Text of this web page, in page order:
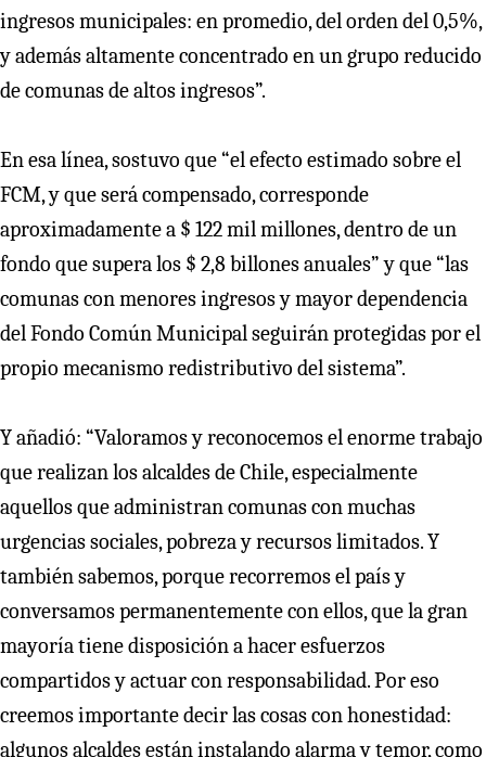
ingresos municipales: en promedio, del orden del 0,5%,
y además altamente concentrado en un grupo reducido
de comunas de altos ingresos”.
En esa línea, sostuvo que “el efecto estimado sobre el
FCM, y que será compensado, corresponde
aproximadamente a $ 122 mil millones, dentro de un
fondo que supera los $ 2,8 billones anuales” y que “las
comunas con menores ingresos y mayor dependencia
del Fondo Común Municipal seguirán protegidas por el
propio mecanismo redistributivo del sistema”.
Y añadió: “Valoramos y reconocemos el enorme trabajo
que realizan los alcaldes de Chile, especialmente
aquellos que administran comunas con muchas
urgencias sociales, pobreza y recursos limitados. Y
también sabemos, porque recorremos el país y
conversamos permanentemente con ellos, que la gran
mayoría tiene disposición a hacer esfuerzos
compartidos y actuar con responsabilidad. Por eso
creemos importante decir las cosas con honestidad:
algunos alcaldes están instalando alarma y temor, como